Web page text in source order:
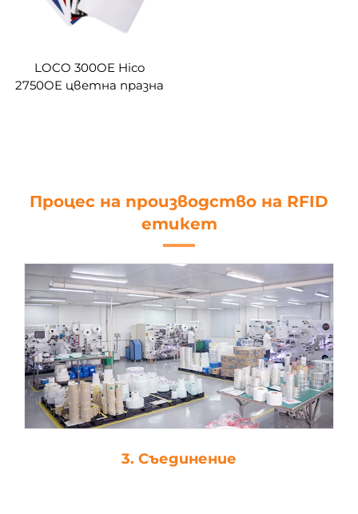
LOCO 300OE Hico
2750OE цветна празна
Процес на производство на RFID
етикет
3. Съединение